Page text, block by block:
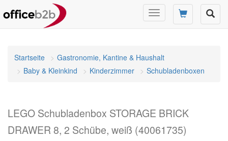
Navigation
umschalten
Startseite
Gastronomie, Kantine & Haushalt
Baby & Kleinkind
Kinderzimmer Schubladenboxen
LEGO Schubladenbox STORAGE BRICK
DRAWER 8, 2 Schübe, weiß (40061735)